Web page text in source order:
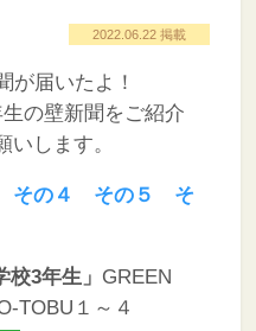
2022.06.22 掲載
が届いたよ！
の壁新聞をご紹介
いします。
その４ その５
そ
3年生」 GREEN
TOBU１～４